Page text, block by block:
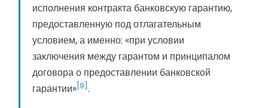
исполнения контракта банковскую гарантию,
предоставленную под отлагательным
условием, а именно: «при условии
заключения между гарантом и принципалом
договора о предоставлении банковской
гарантии» [9] .